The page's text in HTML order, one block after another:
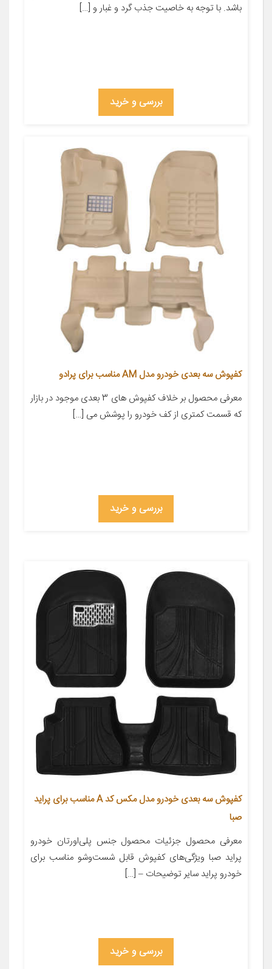
باشد. با توجه به خاصيت جذب گرد و غبار و […]
بررسی و خرید
کفپوش سه بعدی خودرو مدل AM مناسب برای پرادو
معرفی محصول بر خلاف کفپوش های 3 بعدی موجود در بازار
که قسمت کمتری از کف خودرو را پوشش می […]
بررسی و خرید
کفپوش سه بعدی خودرو مدل مکس کد A مناسب برای پراید
صبا
معرفی محصول جزئیات محصول جنس پلی‌اورتان خودرو
پراید صبا ویژگی‌های کفپوش قابل شست‌وشو مناسب برای
خودرو پراید سایر توضیحات – […]
بررسی و خرید